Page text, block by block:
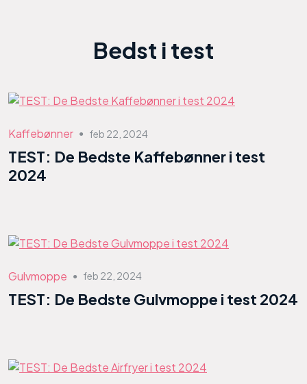
Bedst i test
Kaffebønner ● feb 22, 2024
TEST: De Bedste Kaffebønner i test
2024
Gulvmoppe ● feb 22, 2024
TEST: De Bedste Gulvmoppe i test 2024